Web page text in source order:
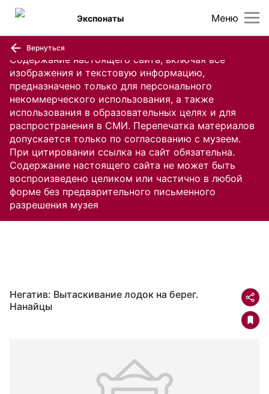
Содержание настоящего сайта, включая все
изображения и текстовую информацию,
предназначено только для персонального
некоммерческого использования, а также
использования в образовательных целях и для
распространения в СМИ. Перепечатка материалов
допускается только по согласованию с музеем.
При цитировании ссылка на сайт обязательна.
Содержание настоящего сайта не может быть
воспроизведено целиком или частично в любой
форме без предварительного письменного
разрешения музея
Меню
Экспонаты
Вернуться
Негатив: Вытаскивание лодок на берег.
Нанайцы